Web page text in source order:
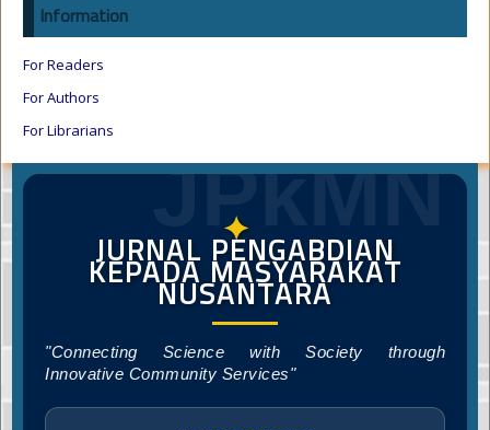
Information
For Readers
For Authors
For Librarians
JPkMN
✦
JURNAL PENGABDIAN
KEPADA MASYARAKAT
NUSANTARA
"Connecting Science with Society through
Innovative Community Services"